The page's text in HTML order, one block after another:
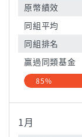
原幣績效
同組平均
同組排名
贏過同類基金
85%
1月